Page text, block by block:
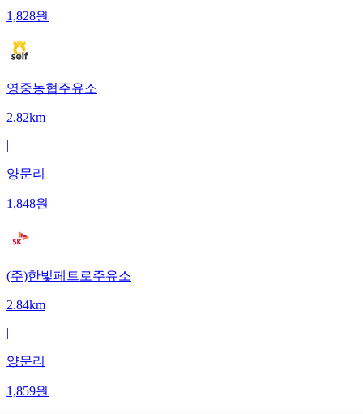
1,828원
영중농협주유소
2.82km
|
양문리
1,848원
(주)한빛페트로주유소
2.84km
|
양문리
1,859원